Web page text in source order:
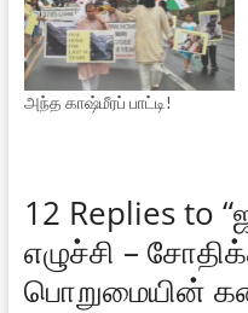
அந்த காஷ்மீரப் பாட்டி!
12 Replies to
எழுச்சி –
பொறுமையின்